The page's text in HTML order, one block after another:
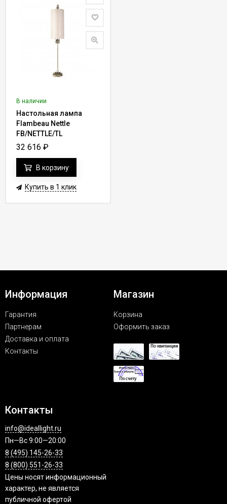
В наличии
Настольная лампа
Flambeau Nettle
FB/NETTLE/TL
32 616 ₽
В корзину
Купить в 1 клик
Информация
Гарантия
Партнерам
Доставка и оплата
Контакты
Магазин
Корзина
Оформить заказ
Контакты
info@ideallight.ru
Пн—Вс 9:00—20:00
8 (495) 145-26-33
8 (800) 551-26-33
Цены носят информационный
характер, не является
публичной офертой